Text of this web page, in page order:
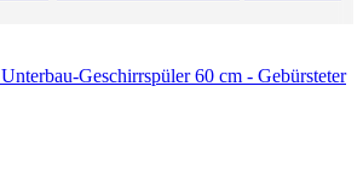
Geschirrspüler 60 cm - Gebürsteter